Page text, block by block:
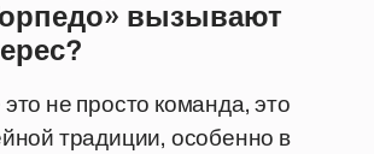
вызывают
не просто команда, это
традиции, особенно в